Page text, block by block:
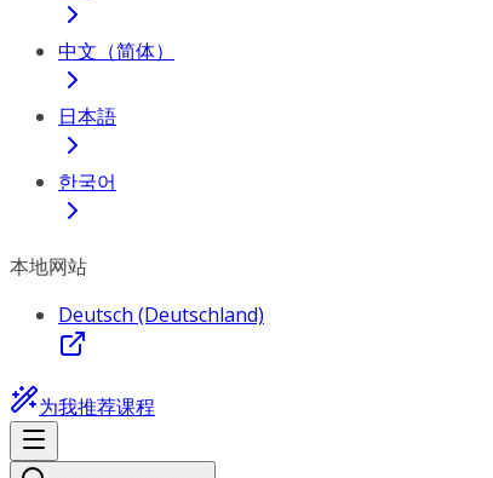
中文（简体）
日本語
한국어
本地网站
Deutsch (Deutschland)
为我推荐课程